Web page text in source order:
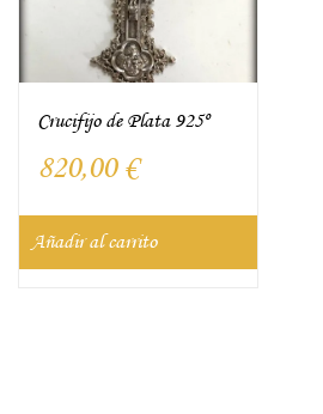
Crucifijo de Plata 925º
820,00 €
Añadir al carrito